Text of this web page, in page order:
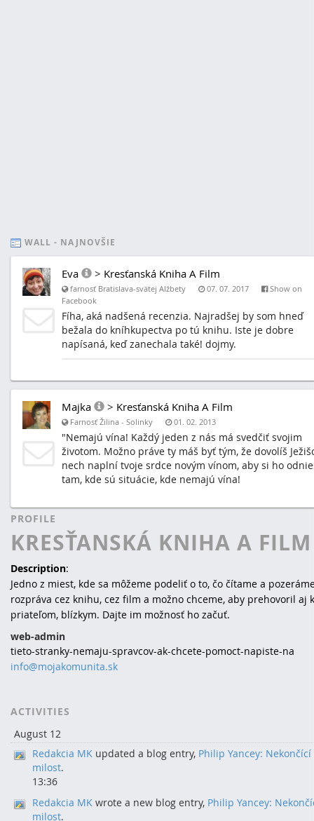
WALL - NAJNOVŠIE
Eva > Kresťanská Kniha A Film
farnosť Bratislava-svätej Alžbety 07. 07. 2017
Show on
Facebook
Fíha, aká nadšená recenzia. Najradšej by som hneď
bežala do kníhkupectva po tú knihu. Iste je dobre
napísaná, keď zanechala také! dojmy.
Majka > Kresťanská Kniha A Film
Farnosť Žilina - Solinky 01. 02. 2013
"Nemajú vína! Každý jeden z nás má svedčiť svojim
životom. Možno práve ty máš byť tým, že dovolíš
nech naplní tvoje srdce novým vínom, aby si ho
tam, kde sú situácie, kde nemajú vína!
PROFILE
KRESŤANSKÁ KNIHA A FILM
Description:
Jedno z miest, kde sa môžeme podeliť o to, čo čítame a
rozpráva cez knihu, cez film a možno chceme, aby prehovoril aj
priateľom, blízkym. Dajte im možnosť ho začuť.
web-admin
tieto-stranky-nemaju-spravcov-ak-chcete-pomoct-napiste-na
info@mojakomunita.sk
ACTIVITIES
August 12
Redakcia MK updated a blog entry, Philip Yancey: Nekončící
milost.
13:36
Redakcia MK wrote a new blog entry, Philip Yancey:
milost.